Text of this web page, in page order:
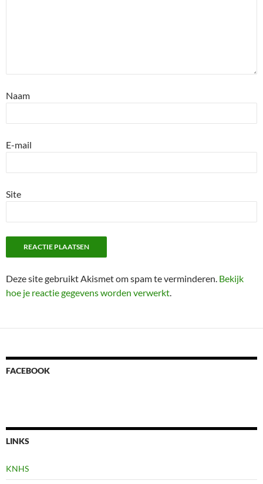
Naam
E-mail
Site
Deze site gebruikt Akismet om spam te verminderen. Bekijk
hoe je reactie gegevens worden verwerkt.
FACEBOOK
LINKS
KNHS